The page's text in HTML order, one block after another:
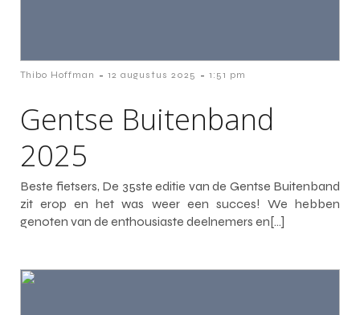
Thibo Hoffman - 12 augustus 2025 - 1:51 pm
Gentse Buitenband
2025
Beste fietsers, De 35ste editie van de Gentse Buitenband
zit erop en het was weer een succes! We hebben
genoten van de enthousiaste deelnemers en[…]